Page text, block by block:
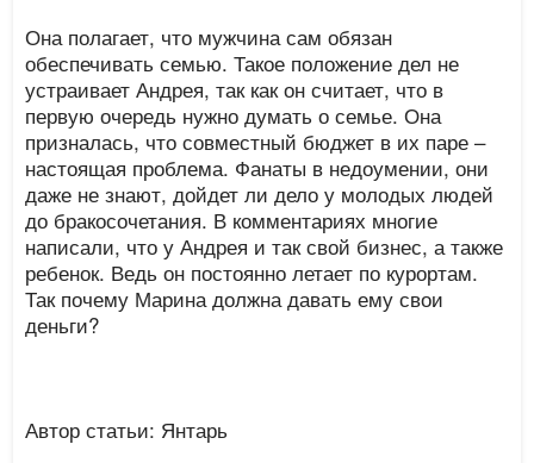
Она полагает, что мужчина сам обязан
обеспечивать семью. Такое положение дел не
устраивает Андрея, так как он считает, что в
первую очередь нужно думать о семье. Она
призналась, что совместный бюджет в их паре –
настоящая проблема. Фанаты в недоумении, они
даже не знают, дойдет ли дело у молодых людей
до бракосочетания. В комментариях многие
написали, что у Андрея и так свой бизнес, а также
ребенок. Ведь он постоянно летает по курортам.
Так почему Марина должна давать ему свои
деньги?
Автор статьи: Янтарь